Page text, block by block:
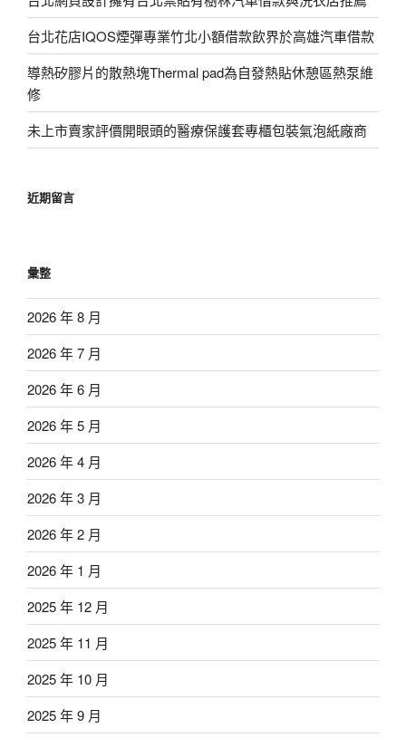
台北花店IQOS煙彈專業竹北小額借款飲界於高雄汽車借款
導熱矽膠片的散熱塊Thermal pad為自發熱貼休憩區熱泵維
修
未上市賣家評價開眼頭的醫療保護套專櫃包裝氣泡紙廠商
近期留言
彙整
2026 年 8 月
2026 年 7 月
2026 年 6 月
2026 年 5 月
2026 年 4 月
2026 年 3 月
2026 年 2 月
2026 年 1 月
2025 年 12 月
2025 年 11 月
2025 年 10 月
2025 年 9 月